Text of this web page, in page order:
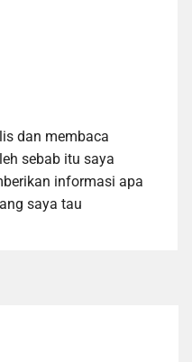
dan membaca
sebab itu saya
informasi apa
saya tau